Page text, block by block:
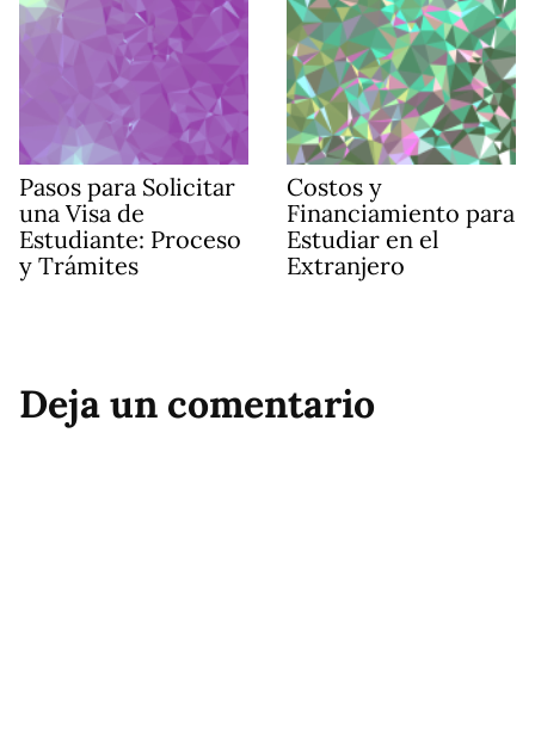
Pasos para Solicitar
una Visa de
Estudiante: Proceso
y Trámites
Costos y
Financiamiento para
Estudiar en el
Extranjero
Deja un comentario